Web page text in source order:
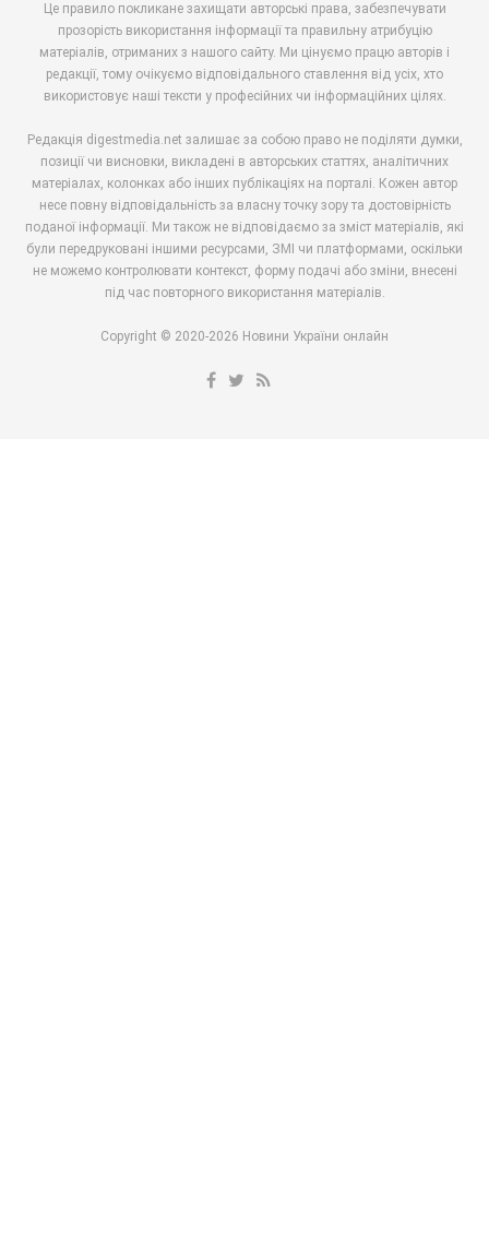
Це правило покликане захищати авторські права, забезпечувати
прозорість використання інформації та правильну атрибуцію
матеріалів, отриманих з нашого сайту. Ми цінуємо працю авторів і
редакції, тому очікуємо відповідального ставлення від усіх, хто
використовує наші тексти у професійних чи інформаційних цілях.
Редакція digestmedia.net залишає за собою право не поділяти думки,
позиції чи висновки, викладені в авторських статтях, аналітичних
матеріалах, колонках або інших публікаціях на порталі. Кожен автор
несе повну відповідальність за власну точку зору та достовірність
поданої інформації. Ми також не відповідаємо за зміст матеріалів, які
були передруковані іншими ресурсами, ЗМІ чи платформами, оскільки
не можемо контролювати контекст, форму подачі або зміни, внесені
під час повторного використання матеріалів.
Copyright © 2020-2026 Новини України онлайн